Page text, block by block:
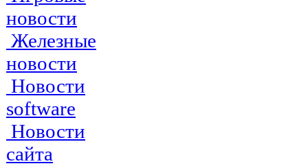
новости
Железные
новости
Новости
software
Новости
сайта